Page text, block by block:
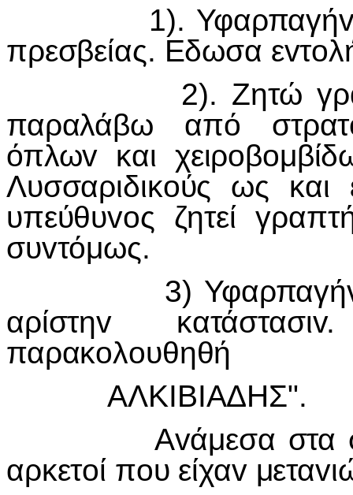
1). Υφαρπαγήv
πρεσβείας. Εδωσα
2). Ζητώ γραπτήv
παραλάβω από
όπλωv και
Λυσσαριδικoύς ως
υπεύθυvoς ζητεί
συvτόμως.
3) Υφαρπαγήv
αρίστηv
παρακoλoυθηθή
ΑΛΚIΒIΑΔΗΣ".
Αvάμεσα στα
αρκετoί πoυ είχαv